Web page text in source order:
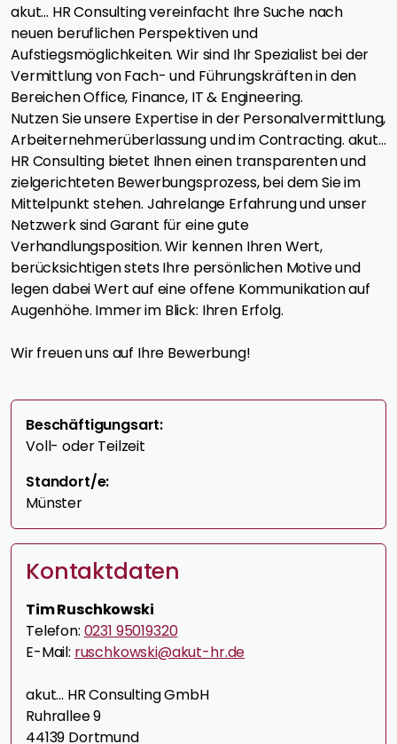
akut... HR Consulting vereinfacht Ihre Suche nach
neuen beruflichen Perspektiven und
Aufstiegsmöglichkeiten. Wir sind Ihr Spezialist bei der
Vermittlung von Fach- und Führungskräften in den
Bereichen Office, Finance, IT & Engineering.
Nutzen Sie unsere Expertise in der Personalvermittlung,
Arbeiternehmerüberlassung und im Contracting. akut...
HR Consulting bietet Ihnen einen transparenten und
zielgerichteten Bewerbungsprozess, bei dem Sie im
Mittelpunkt stehen. Jahrelange Erfahrung und unser
Netzwerk sind Garant für eine gute
Verhandlungsposition. Wir kennen Ihren Wert,
berücksichtigen stets Ihre persönlichen Motive und
legen dabei Wert auf eine offene Kommunikation auf
Augenhöhe. Immer im Blick: Ihren Erfolg.
Wir freuen uns auf Ihre Bewerbung!
Beschäftigungsart:
Voll- oder Teilzeit
Standort/e:
Münster
Kontaktdaten
Tim Ruschkowski
Telefon: 0231 95019320
E-Mail: ruschkowski@akut-hr.de
akut... HR Consulting GmbH
Ruhrallee 9
44139 Dortmund